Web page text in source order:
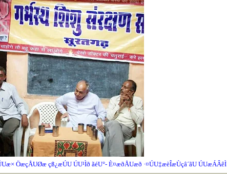
ÖæçÅUØæ çß¿æÚU ÚU¹Ìð ãéU°- È¤æðÅUæð ·¤ÚU‡æèÎæÙçâ´ãU ÚUæÁÂêÌ